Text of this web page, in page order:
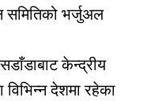
समितिको भर्जुअल
केन्द्रीय
विभिन्न देशमा रहेका